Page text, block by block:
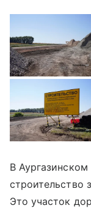
В
строительство
Это участок